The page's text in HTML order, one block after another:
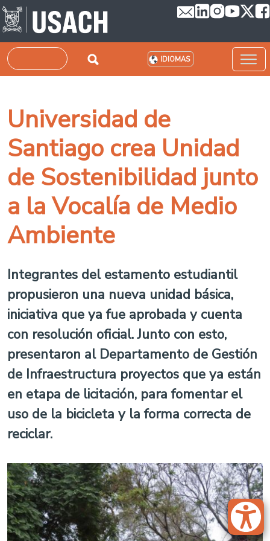
Pasar al contenido principal
Buscar IDIOMAS
Universidad de
Santiago crea Unidad
de Sostenibilidad junto
a la Vocalía de Medio
Ambiente
Integrantes del estamento estudiantil
propusieron una nueva unidad básica,
iniciativa que ya fue aprobada y cuenta
con resolución oficial. Junto con esto,
presentaron al Departamento de Gestión
de Infraestructura proyectos que ya están
en etapa de licitación, para fomentar el
uso de la bicicleta y la forma correcta de
reciclar.